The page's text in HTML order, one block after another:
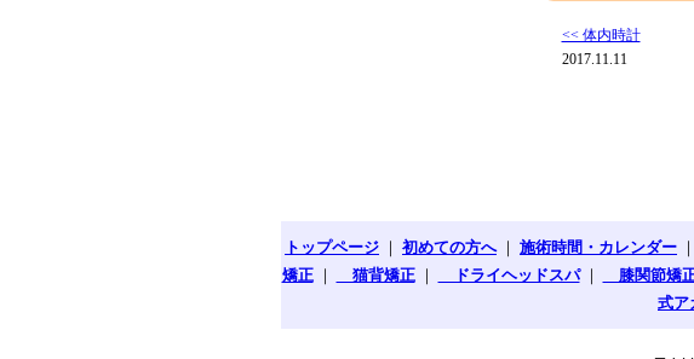
<< 体内時計
2017.11.11
トップページ ｜ 初めての方へ｜ 施術時間・カレンダー ｜
矯正｜ 猫背矯正｜ ドライヘッドスパ｜ 膝関節矯
式ア